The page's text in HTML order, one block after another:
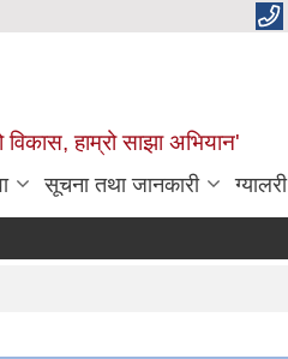
हाम्रो साझा अभियान'
सूचना तथा जानकारी ग्यालरी